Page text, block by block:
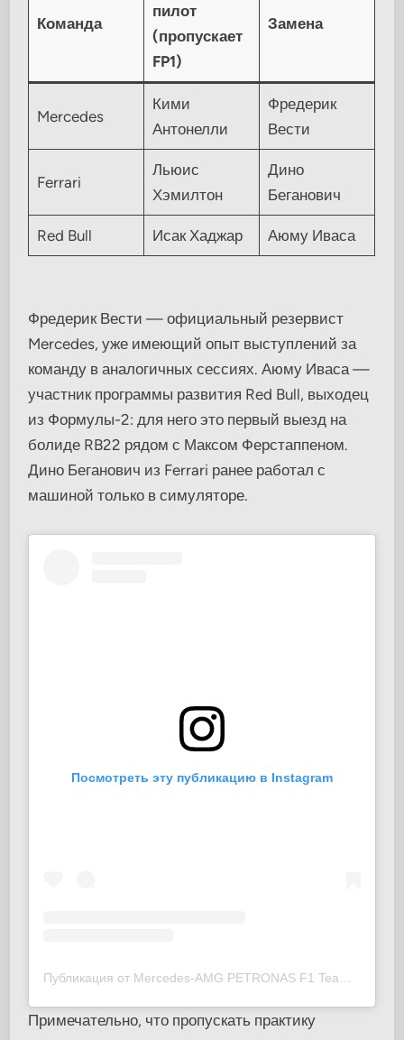
Команда
пилот
(пропускает
FP1)
Замена
Mercedes
Кими
Антонелли
Фредерик
Вести
Ferrari
Льюис
Хэмилтон
Дино
Беганович
Red Bull Исак Хаджар Аюму Иваса
Фредерик Вести — официальный резервист
Mercedes, уже имеющий опыт выступлений за
команду в аналогичных сессиях. Аюму Иваса —
участник программы развития Red Bull, выходец
из Формулы-2: для него это первый выезд на
болиде RB22 рядом с Максом Ферстаппеном.
Дино Беганович из Ferrari ранее работал с
машиной только в симуляторе.
Посмотреть эту публикацию в Instagram
Публикация от Mercedes-AMG PETRONAS F1 Team (@mercedesamgf1)
Примечательно, что пропускать практику